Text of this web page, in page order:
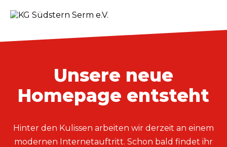
Unsere neue
Homepage entsteht
Hinter den Kulissen arbeiten wir derzeit an einem
modernen Internetauftritt. Schon bald findet ihr